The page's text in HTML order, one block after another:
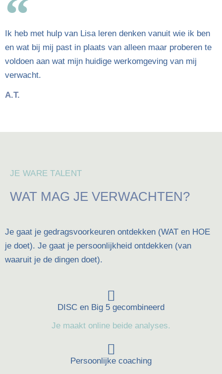
Ik heb met hulp van Lisa leren denken vanuit wie ik ben
en wat bij mij past in plaats van alleen maar proberen te
voldoen aan wat mijn huidige werkomgeving van mij
verwacht.
A.T.
JE WARE TALENT
WAT MAG JE VERWACHTEN?
Je gaat je gedragsvoorkeuren ontdekken (WAT en HOE
je doet). Je gaat je persoonlijkheid ontdekken (van
waaruit je de dingen doet).
DISC en Big 5 gecombineerd
Je maakt online beide analyses.
Persoonlijke coaching